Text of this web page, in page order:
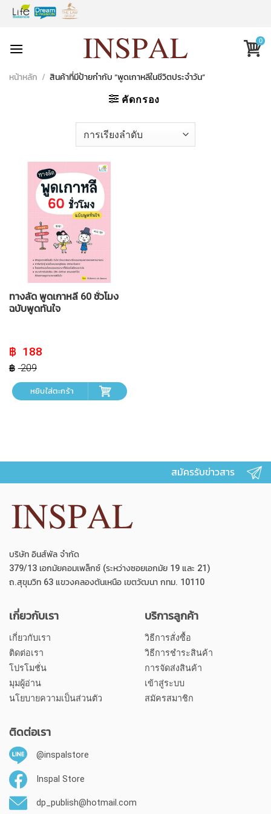
Skip
0
หน้าหลัก / สินค้าที่มีป้ายกำกับ “พูดเกาหลีในชีวิตประจำวัน”
คัดกรอง
ทางลัด พูดเกาหลี 60 ชั่วโมง
ฉบับพูดทันใจ
209
Original
price
was:
฿ 209.
188
Current
price
is:
฿ 188.
หยิบใส่ตะกร้า
สมัครรับข่าวสาร
บริษัท อินส์พัล จำกัด
379/13 เอกมัยคอมเพล็กซ์ (ระหว่างซอยเอกมัย 19 และ 21)
ถ.สุขุมวิท 63 แขวงคลองตันเหนือ เขตวัฒนา กทม. 10110
เกี่ยวกับเรา
เกี่ยวกับเรา
ติดต่อเรา
โปรโมชั่น
มุมผู้อ่าน
นโยบายความเป็นส่วนตัว
บริการลูกค้า
วิธีการสั่งซื้อ
วิธีการชำระสินค้า
การจัดส่งสินค้า
เข้าสู่ระบบ
สมัครสมาชิก
ติดต่อเรา
@inspalstore
Inspal Store
dp_publish@hotmail.com